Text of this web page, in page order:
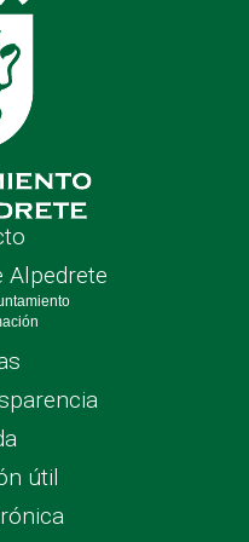
Alpedrete
útil